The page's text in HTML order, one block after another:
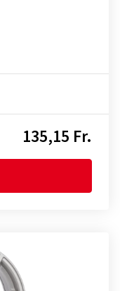
135,15 Fr.